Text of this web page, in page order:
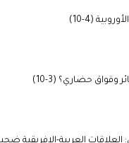
(4-10)
وقواق حضاري؟ (3-10)